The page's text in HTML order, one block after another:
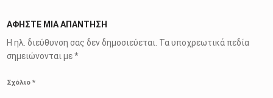
ΑΦΉΣΤΕ ΜΙΑ ΑΠΆΝΤΗΣΗ
Η ηλ. διεύθυνση σας δεν δημοσιεύεται. Τα υποχρεωτικά πεδία
σημειώνονται με*
Σχόλιο*